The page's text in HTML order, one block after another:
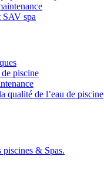
SAV spa
piscine
qualité de l’eau de piscine
& Spas.